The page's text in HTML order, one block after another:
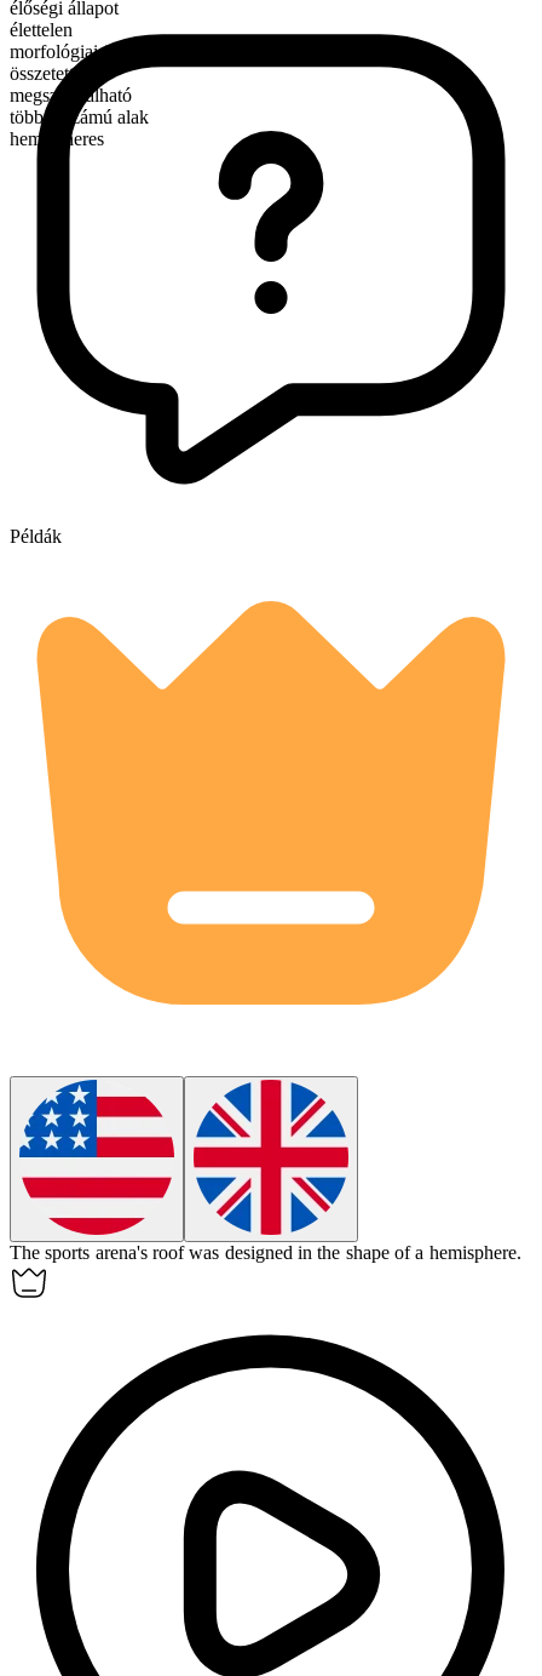
élőségi állapot
élettelen
morfológiai összetétel
összetett
megszámlálható
többes számú alak
hemispheres
Példák
The sports arena's roof was designed in the shape of a hemisphere.